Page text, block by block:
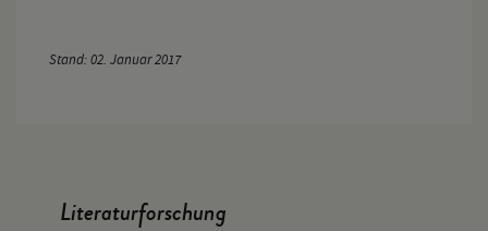
Stand: 02. Januar 2017
Literaturforschung